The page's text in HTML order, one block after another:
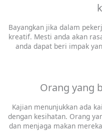
Bayangkan jika dalam
kreatif. Mesti anda akan
anda dapat beri impak
Orang yang
Kajian menunjukkan ada
dengan kesihatan. Orang
dan menjaga makan